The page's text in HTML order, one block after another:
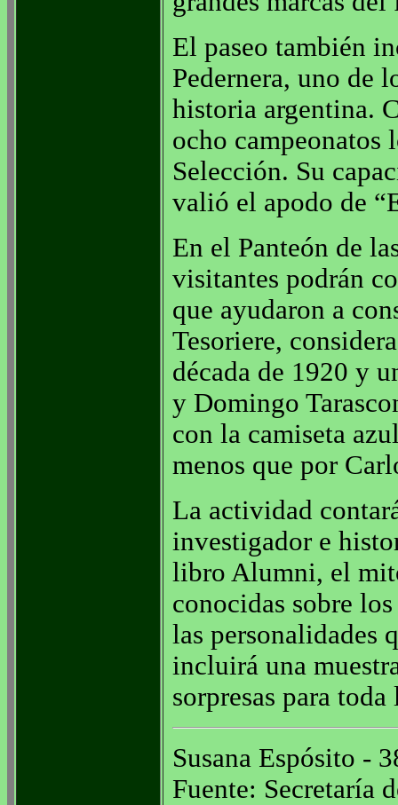
El paseo también
Pedernera, uno de
historia argentina.
ocho campeonatos
Selección. Su
valió el apodo de
En el Panteón de
visitantes podrán
que ayudaron a
Tesoriere,
década de 1920 y
y Domingo
con la camiseta
menos que por
La actividad
investigador e
libro Alumni, el
conocidas sobre
las personalidades
incluirá una
sorpresas para
Susana Espósito -
Fuente: Secretaría